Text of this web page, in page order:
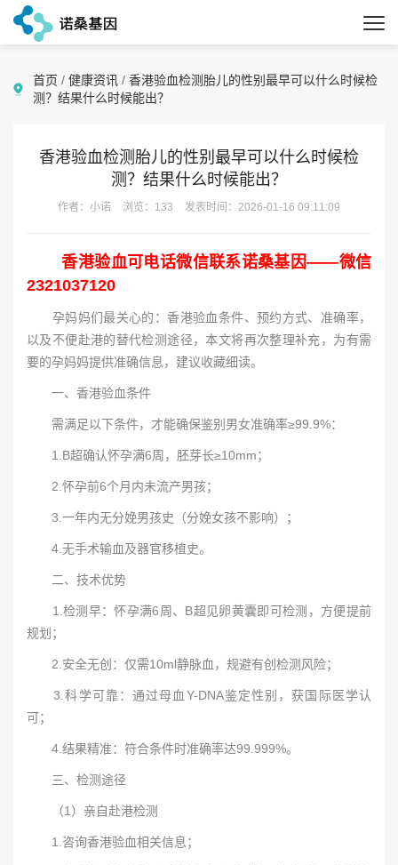
首页 / 健康资讯 / 香港验血检测胎儿的性别最早可以什么时候检
测？结果什么时候能出？
香港验血检测胎儿的性别最早可以什么时候检
测？结果什么时候能出？
作者：小诺 浏览：133 发表时间：2026-01-16 09:11:09
香港验血可电话微信联系诺桑基因——微信
2321037120
孕妈妈们最关心的：香港验血条件、预约方式、准确率，
以及不便赴港的替代检测途径，本文将再次整理补充，为有需
要的孕妈妈提供准确信息，建议收藏细读。
一、香港验血条件
需满足以下条件，才能确保鉴别男女准确率≥99.9%：
1.B超确认怀孕满6周，胚芽长≥10mm；
2.怀孕前6个月内未流产男孩；
3.一年内无分娩男孩史（分娩女孩不影响）；
4.无手术输血及器官移植史。
二、技术优势
1.检测早：怀孕满6周、B超见卵黄囊即可检测，方便提前
规划；
2.安全无创：仅需10ml静脉血，规避有创检测风险；
3.科学可靠：通过母血Y-DNA鉴定性别，获国际医学认
可；
4.结果精准：符合条件时准确率达99.999%。
三、检测途径
（1）亲自赴港检测
1.咨询香港验血相关信息；